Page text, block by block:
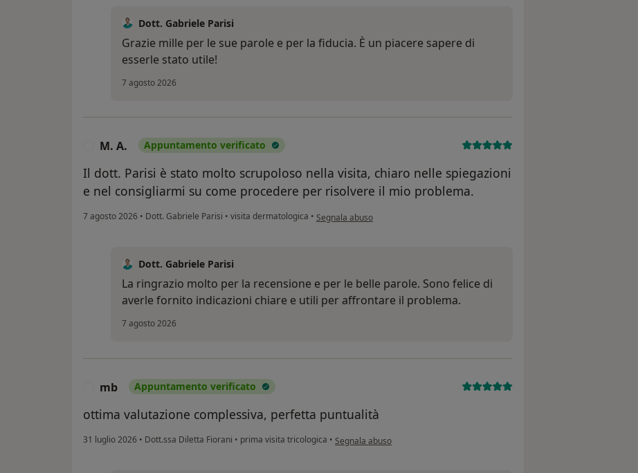
Dott. Gabriele Parisi
Grazie mille per le sue parole e per la fiducia. È un piacere sapere di
esserle stato utile!
7 agosto 2026
M. A. Appuntamento verificato
Il dott. Parisi è stato molto scrupoloso nella visita, chiaro nelle spiegazioni
e nel consigliarmi su come procedere per risolvere il mio problema.
7 agosto 2026 • Dott. Gabriele Parisi • visita dermatologica • secondo l'opinione dell'utente M. A.
Segnala abuso
Dott. Gabriele Parisi
La ringrazio molto per la recensione e per le belle parole. Sono felice di
averle fornito indicazioni chiare e utili per affrontare il problema.
7 agosto 2026
mb Appuntamento verificato
ottima valutazione complessiva, perfetta puntualità
31 luglio 2026 • Dott.ssa Diletta Fiorani • prima visita tricologica • secondo l'opinione dell'utente mb
Segnala abuso